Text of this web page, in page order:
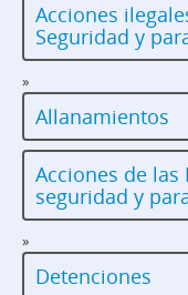
Acciones
Seguridad y
»
Allanamientos
Acciones de las
seguridad y
»
Detenciones